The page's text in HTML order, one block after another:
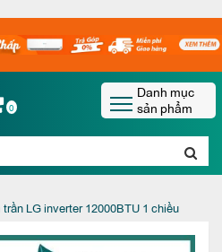
0
Danh mục
sản phẩm
LG inverter 12000BTU 1 chiều